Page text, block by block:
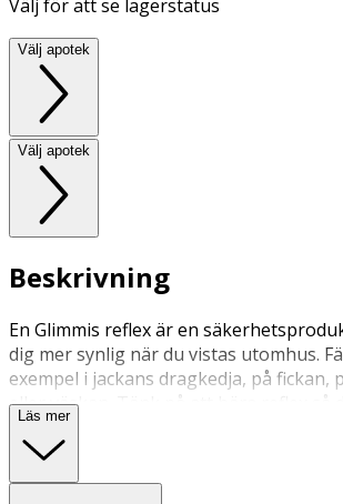
Välj för att se lagerstatus
Välj apotek
Välj apotek
Beskrivning
En Glimmis reflex är en
dig mer synlig när du vistas utomhus.
exempel i jackans dragkedja, på fickan,
eller väskan. Tänk på att bära reflex så
håll i skymning eller mörker.
Glimmis formges och produceras i
tillverkad i reflexmaterial från 3M. Ett
Läs mer